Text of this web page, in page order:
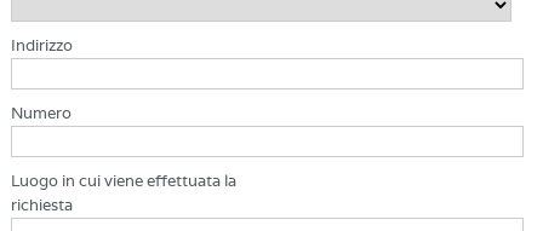
Indirizzo
Numero
Luogo in cui viene effettuata la
richiesta